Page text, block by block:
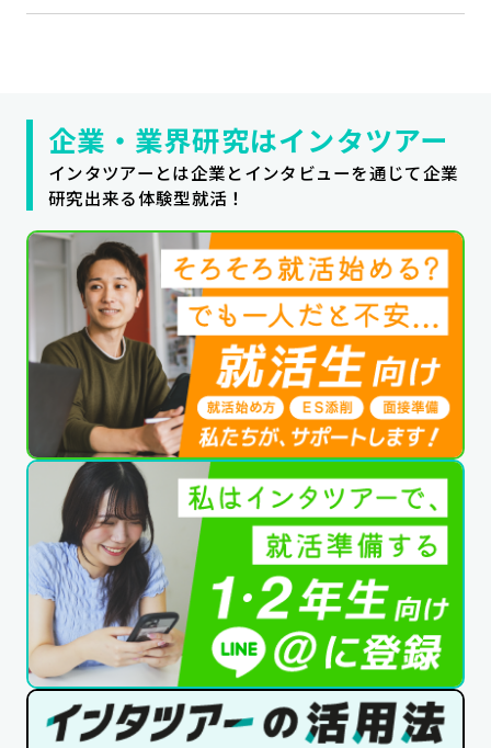
企業・業界研究はインタツアー
インタツアーとは企業とインタビューを通じて企業
研究出来る体験型就活！